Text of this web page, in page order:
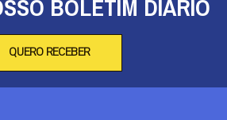
QUERO RECEBER